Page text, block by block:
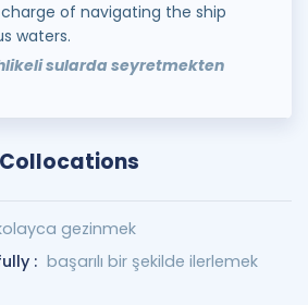
of navigating the ship
waters.
sularda seyretmekten
gezinmek
: başarılı bir şekilde ilerlemek